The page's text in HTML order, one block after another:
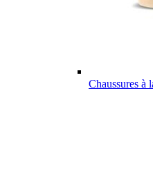
Chaussures à